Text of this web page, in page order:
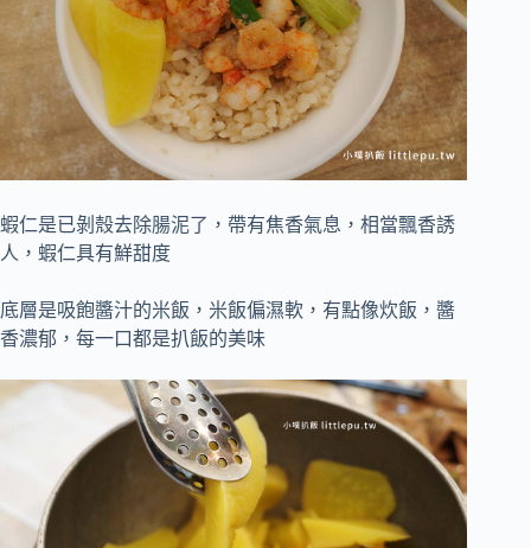
蝦仁是已剝殼去除腸泥了，帶有焦香氣息，相當飄香誘
人，蝦仁具有鮮甜度
底層是吸飽醬汁的米飯，米飯偏濕軟，有點像炊飯，醬
香濃郁，每一口都是扒飯的美味